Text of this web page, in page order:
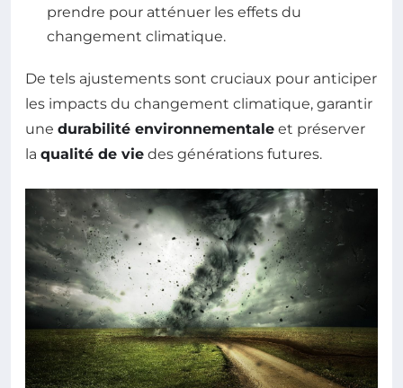
prendre pour atténuer les effets du
changement climatique.
De tels ajustements sont cruciaux pour anticiper
les impacts du changement climatique, garantir
une durabilité environnementale et préserver
la qualité de vie des générations futures.